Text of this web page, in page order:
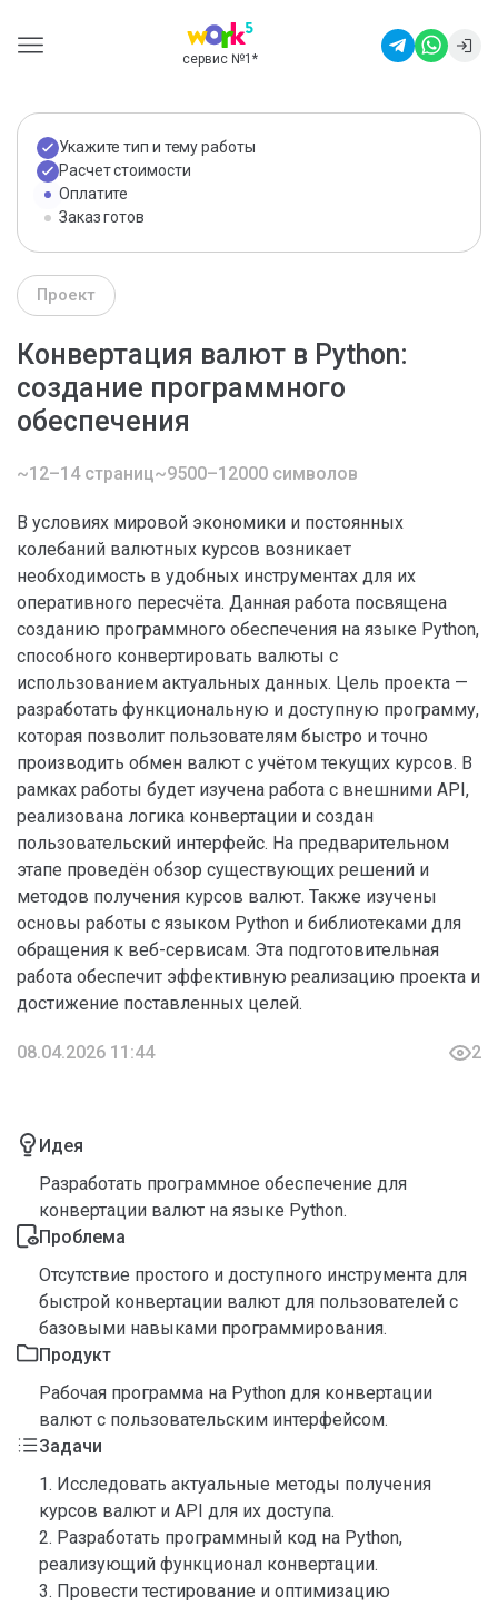
сервис №1 *
Укажите тип и тему работы
Расчет стоимости
Оплатите
Заказ готов
Проект
Конвертация валют в Python:
создание программного
обеспечения
~12–14 страниц~9500–12000 символов
В условиях мировой экономики и постоянных
колебаний валютных курсов возникает
необходимость в удобных инструментах для их
оперативного пересчёта. Данная работа посвящена
созданию программного обеспечения на языке Python,
способного конвертировать валюты с
использованием актуальных данных. Цель проекта —
разработать функциональную и доступную программу,
которая позволит пользователям быстро и точно
производить обмен валют с учётом текущих курсов. В
рамках работы будет изучена работа с внешними API,
реализована логика конвертации и создан
пользовательский интерфейс. На предварительном
этапе проведён обзор существующих решений и
методов получения курсов валют. Также изучены
основы работы с языком Python и библиотеками для
обращения к веб-сервисам. Эта подготовительная
работа обеспечит эффективную реализацию проекта и
достижение поставленных целей.
08.04.2026 11:44 2
Идея
Разработать программное обеспечение для
конвертации валют на языке Python.
Проблема
Отсутствие простого и доступного инструмента для
быстрой конвертации валют для пользователей с
базовыми навыками программирования.
Продукт
Рабочая программа на Python для конвертации
валют с пользовательским интерфейсом.
Задачи
1. Исследовать актуальные методы получения
курсов валют и API для их доступа.
2. Разработать программный код на Python,
реализующий функционал конвертации.
3. Провести тестирование и оптимизацию